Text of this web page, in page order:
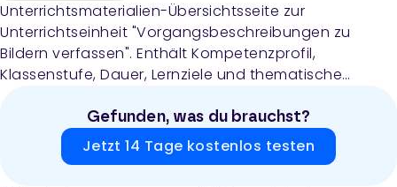
Unterrichtsmaterialien-Übersichtsseite zur
Unterrichtseinheit "Vorgangsbeschreibungen zu
Bildern verfassen". Enthält Kompetenzprofil,
Klassenstufe, Dauer, Lernziele und thematische
Vorgangsbeschreibungen mit den Themen
Handhygiene und Weihnachtsbasteln.
Gefunden, was du brauchst?
Jetzt 14 Tage kostenlos testen